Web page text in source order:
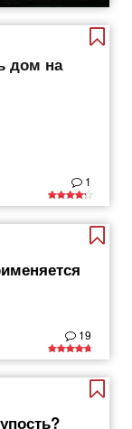
дом на
1
19